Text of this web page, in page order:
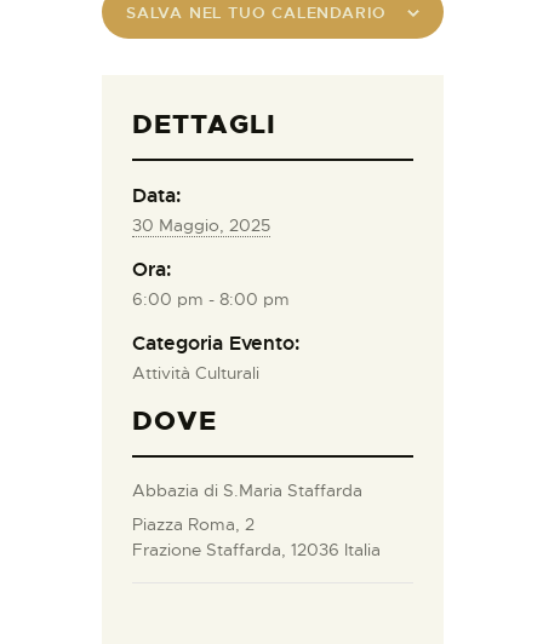
SALVA NEL TUO CALENDARIO
DETTAGLI
Data:
30 Maggio, 2025
Ora:
6:00 pm - 8:00 pm
Categoria Evento:
Attività Culturali
DOVE
Abbazia di S.Maria Staffarda
Piazza Roma, 2
Frazione Staffarda 12036 Italia